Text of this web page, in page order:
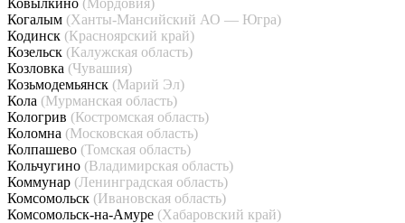
Ковылкино (Мордовия)
Когалым (Ханты-Мансийский АО — Югра)
Кодинск (Красноярский край)
Козельск (Калужская область)
Козловка (Чувашия)
Козьмодемьянск (Марий Эл)
Кола (Мурманская область)
Кологрив (Костромская область)
Коломна (Московская область)
Колпашево (Томская область)
Кольчугино (Владимирская область)
Коммунар (Ленинградская область)
Комсомольск (Ивановская область)
Комсомольск-на-Амуре (Хабаровский край)